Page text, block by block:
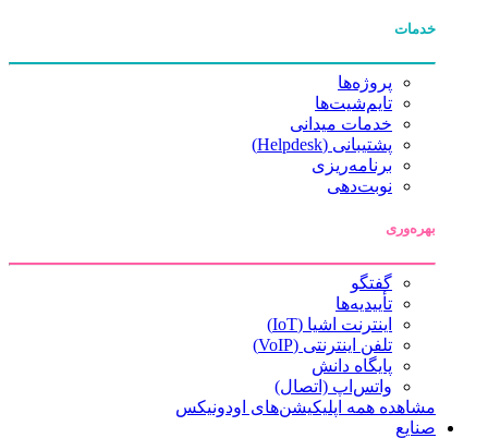
خدمات
پروژه‌ها
تایم‌شیت‌ها
خدمات میدانی
پشتیبانی (Helpdesk)
برنامه‌ریزی
نوبت‌دهی
بهره‌وری
گفتگو
تأییدیه‌ها
اینترنت اشیا (IoT)
تلفن اینترنتی (VoIP)
پایگاه دانش
واتس‌اپ (اتصال)
مشاهده همه اپلیکیشن‌های اودونیکس
صنایع